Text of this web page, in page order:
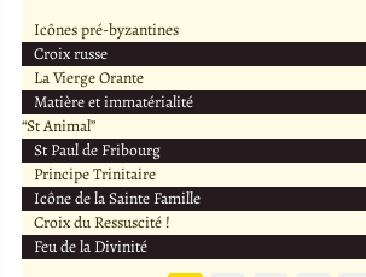
Icônes pré-byzantines
Croix russe
La Vierge Orante
Matière et immatérialité
“St Animal”
St Paul de Fribourg
Principe Trinitaire
Icône de la Sainte Famille
Croix du Ressuscité !
Feu de la Divinité